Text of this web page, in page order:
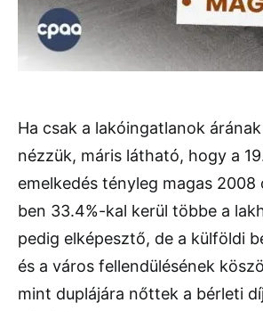
Ha csak a lakóingatlanok
nézzük, máris látható, hogy a
emelkedés tényleg magas 2008
ben 33.4%-kal kerül többe a
pedig elképesztő, de a külföldi
és a város fellendülésének
mint duplájára nőttek a bérleti